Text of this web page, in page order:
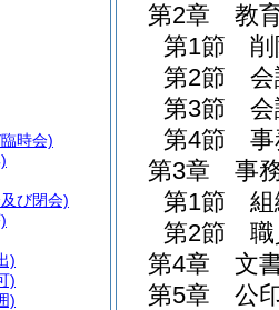
第2章
教
第1節
第2節
第3節
第4節
第3章
事
第1節
第2節
第4章
文
第5章
公
時会)
び閉会)
)
)
)